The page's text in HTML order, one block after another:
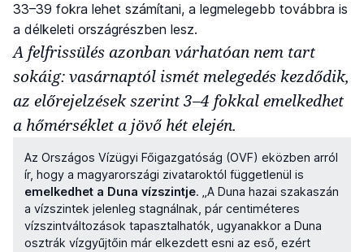
33–39 fokra lehet számítani, a legmelegebb továbbra is
a délkeleti országrészben lesz.
A felfrissülés azonban várhatóan nem tart
sokáig: vasárnaptól ismét melegedés kezdődik,
az előrejelzések szerint 3–4 fokkal emelkedhet
a hőmérséklet a jövő hét elején.
Az Országos Vízügyi Főigazgatóság (OVF) eközben arról
ír, hogy a magyarországi zivataroktól függetlenül is
emelkedhet a Duna vízszintje. „A Duna hazai szakaszán
a vízszintek jelenleg stagnálnak, pár centiméteres
vízszintváltozások tapasztalhatók, ugyanakkor a Duna
osztrák vízgyűjtőin már elkezdett esni az eső, ezért